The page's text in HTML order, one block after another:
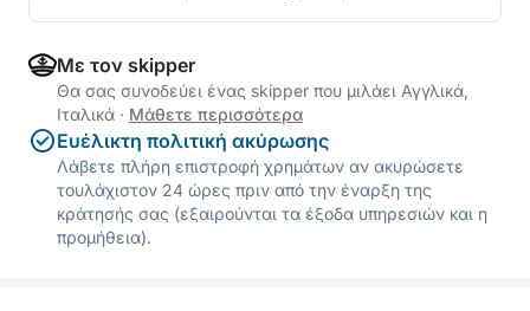
Με τον skipper
Θα σας συνοδεύει ένας skipper που μιλάει Αγγλικά,
Ιταλικά · Μάθετε περισσότερα
Ευέλικτη πολιτική ακύρωσης
Λάβετε πλήρη επιστροφή χρημάτων αν ακυρώσετε
τουλάχιστον 24 ώρες πριν από την έναρξη της
κράτησής σας (εξαιρούνται τα έξοδα υπηρεσιών και η
προμήθεια).